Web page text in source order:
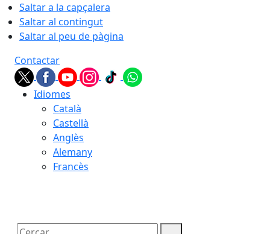
Saltar a la capçalera
Saltar al contingut
Saltar al peu de pàgina
Contactar
Idiomes
Català
Castellà
Anglès
Alemany
Francès